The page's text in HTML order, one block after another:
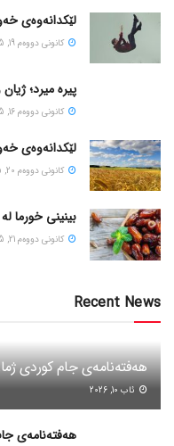
لێکدانەوەی
كانونی دووه‌م 19, 2025
پیره میرد؛
كانونی دووه‌م 16, 2025
لێکدانەوەی
كانونی دووه‌م 20, 2025
بینینی خورما
كانونی دووه‌م 21, 2025
Recent News
هەفتەنامەی جام کوردی
ئاب 10, 2026
هەفتەنامەی جام